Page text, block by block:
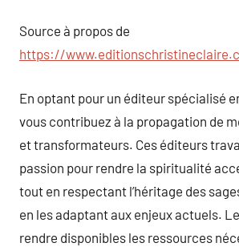
Source à propos de
https://
En optant pour un éditeur spécialisé
vous contribuez à la propagation de
et transformateurs. Ces éditeurs
passion pour rendre la spiritualité
tout en respectant l’héritage des
en les adaptant aux enjeux actuels.
rendre disponibles les ressources